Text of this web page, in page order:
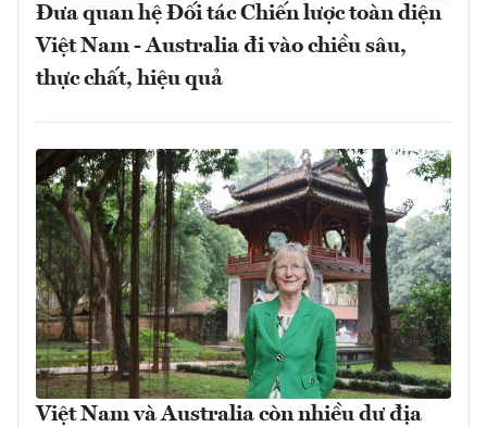
Đưa quan hệ Đối tác Chiến lược toàn diện
Việt Nam - Australia đi vào chiều sâu,
thực chất, hiệu quả
Việt Nam và Australia còn nhiều dư địa